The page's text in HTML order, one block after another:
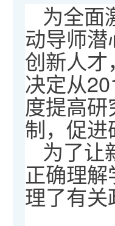
为全面
动导师
创新人
决定从
度提高
制，促
为了让
正确理
理了有